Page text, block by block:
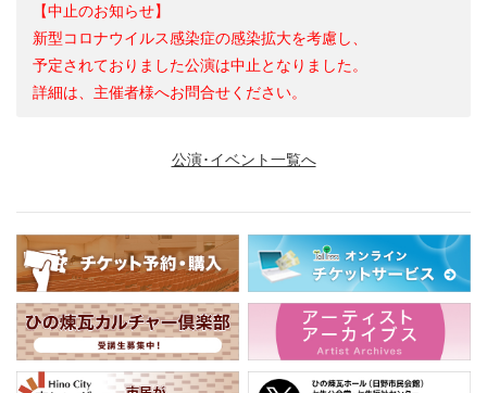
【中止のお知らせ】
新型コロナウイルス感染症の感染拡大を考慮し、
予定されておりました公演は中止となりました。
詳細は、主催者様へお問合せください。
公演･イベント一覧へ